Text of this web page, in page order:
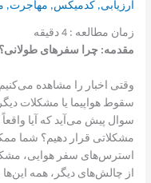
ارزیابی, کدمیکس, مهاجرت,
زمان مطالعه :4 دقیقه
مقدمه: چرا سفرهای طولانی؟
وقتی اخبار را مشاهده
سقوط هواپیما یا مشکلات
سوال پیش می‌آید که آیا
مشکلاتی قرار دهیم؟ شما
استرس‌های سفر هوایی،
از چالش‌های دیگر، همه